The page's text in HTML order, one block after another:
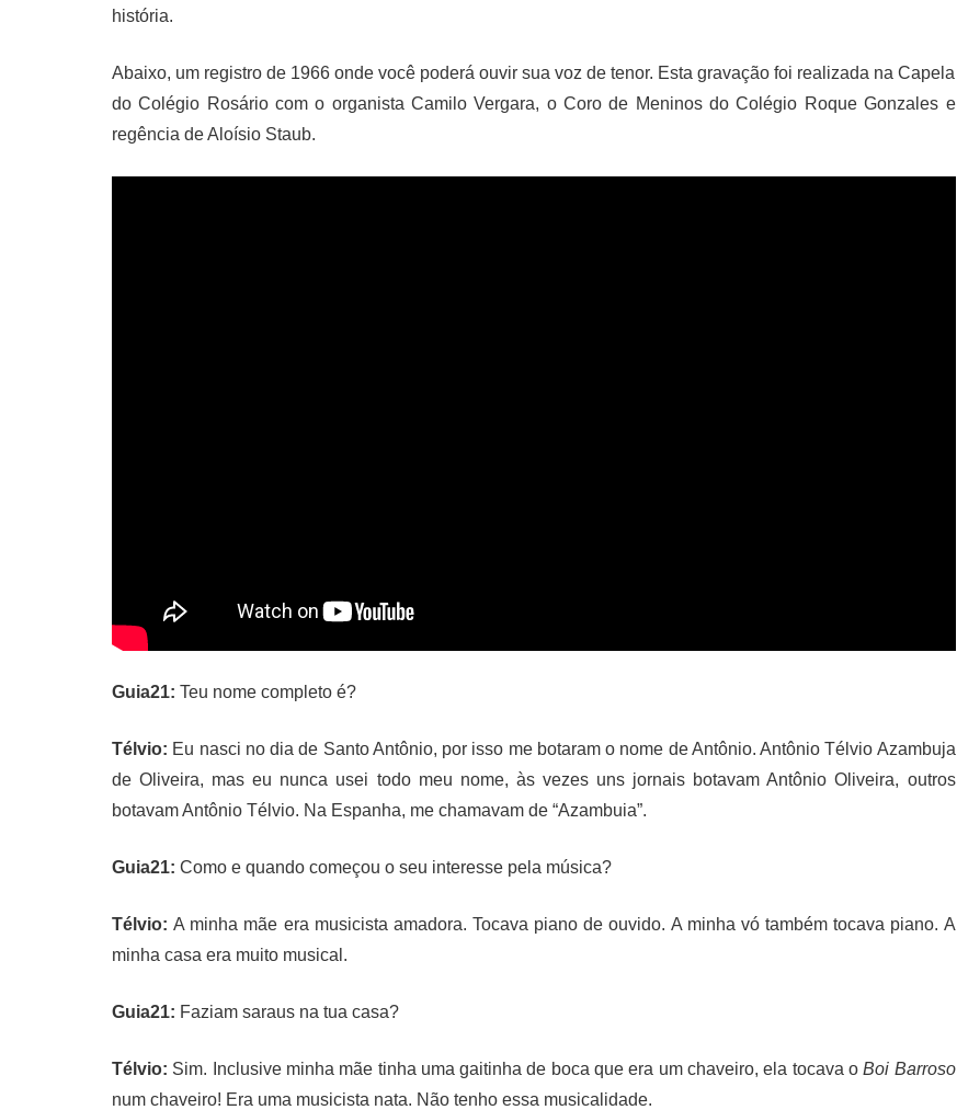
história.
Abaixo, um registro de 1966 onde você poderá ouvir sua voz de tenor. Esta gravação foi realizada na Capela
do Colégio Rosário com o organista Camilo Vergara, o Coro de Meninos do Colégio Roque Gonzales e
regência de Aloísio Staub.
Guia21: Teu nome completo é?
Télvio: Eu nasci no dia de Santo Antônio, por isso me botaram o nome de Antônio. Antônio Télvio Azambuja
de Oliveira, mas eu nunca usei todo meu nome, às vezes uns jornais botavam Antônio Oliveira, outros
botavam Antônio Télvio. Na Espanha, me chamavam de “Azambuia”.
Guia21: Como e quando começou o seu interesse pela música?
Télvio:A minha mãe era musicista amadora. Tocava piano de ouvido. A minha vó também tocava piano. A
minha casa era muito musical.
Guia21: Faziam saraus na tua casa?
Télvio: Sim. Inclusive minha mãe tinha uma gaitinha de boca que era um chaveiro, ela tocava oBoi Barroso
num chaveiro! Era uma musicista nata. Não tenho essa musicalidade.